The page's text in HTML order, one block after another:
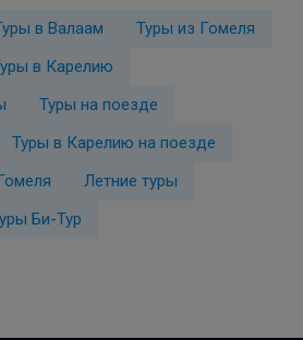
в Валаам
Туры из Гомеля
в Карелию
Туры на поезде
Туры в Карелию на поезде
Летние туры
Би-Тур